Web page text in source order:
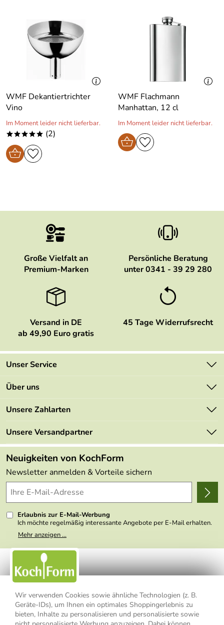
Wir verwenden Cookies sowie ähnliche Technologien (z. B.
Geräte-IDs), um Ihnen ein optimales Shoppingerlebnis zu
bieten, Inhalte zu personalisieren und personalisierte sowie
WMF Dekantiertrichter
Vino
Im Moment leider nicht lieferbar.
***** (2)
WMF Flachmann
Manhattan, 12 cl
Im Moment leider nicht lieferbar.
Große Vielfalt an
Premium-Marken
Persönliche Beratung
unter 0341 - 39 29 280
Versand in DE
ab 49,90 Euro gratis
45 Tage Widerrufsrecht
Unser Service
Kontakt
Mehrwertsteuerfrei
Retourenportal
FAQs
Lieferbedingungen
Delivery Terms
Kundenlogin
Über uns
Marken
Angebote
Made in Germany
Themen
Wir über uns
Presse
Unsere Zahlarten
Unsere Versandpartner
Neuigkeiten von KochForm
Newsletter anmelden & Vorteile sichern
Erlaubnis zur E-Mail-Werbung
Ich möchte regelmäßig interessante Angebote per E-Mail erhalten.
Meine E-Mail-Adresse wird nicht an andere Unternehmen
weitergegeben. Zu statistischen Zwecken wird in anonymer Form
nicht erkennbar, welche konkrete Person geklickt hat. Diese
Einwilligung zur Nutzung meiner E-Mail- Adresse für Werbezwecke
kann ich jederzeit mit Wirkung für die Zukunft widerrufen, indem ich
den Link "Abmelden" am Ende des Newsletters anklicke oder die
Option Newsletter im Mitgliederbereich deaktiviere. Die
Datenschutzerklärung
habe ich zur Kenntnis genommen.
Mehr anzeigen ...
Impressum Datenschutzerklärung AGB